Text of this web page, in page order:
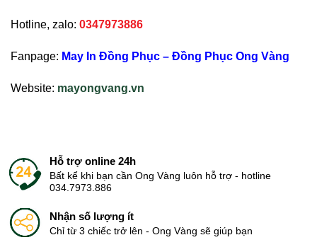
Hotline, zalo: 0347973886
Fanpage: May In Đồng Phục – Đồng Phục Ong Vàng
Website: mayongvang.vn
Hỗ trợ online 24h
Bất kể khi bạn cần Ong Vàng luôn hỗ trợ - hotline
034.7973.886
Nhận số lượng ít
Chỉ từ 3 chiếc trở lên - Ong Vàng sẽ giúp bạn